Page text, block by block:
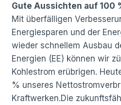
Gute Aussichten auf 100
Mit überfälligen
Energiesparen und der
wieder schnellem Ausbau
Energien (EE) können wir
Kohlestrom erübrigen.
% unseres
Kraftwerken.Die